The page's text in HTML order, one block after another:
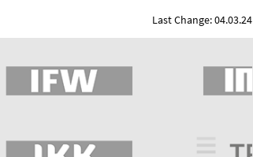
Last Change: 04.03.24